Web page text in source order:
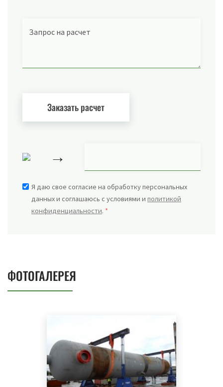
Запрос на расчет
→
Я даю свое согласие на обработку персональных
данных и соглашаюсь с условиями и политикой
конфиденциальности. *
ФОТОГАЛЕРЕЯ